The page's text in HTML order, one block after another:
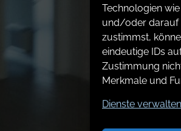
Technologien
und/oder darauf
zustimmst,
eindeutige IDs
Zustimmung
Merkmale und
Dienste verwalten